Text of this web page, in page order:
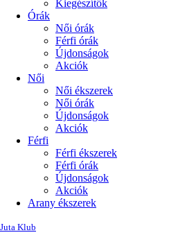
Kiegészítők
Órák
Női órák
Férfi órák
Újdonságok
Akciók
Női
Női ékszerek
Női órák
Újdonságok
Akciók
Férfi
Férfi ékszerek
Férfi órák
Újdonságok
Akciók
Arany ékszerek
Juta Klub